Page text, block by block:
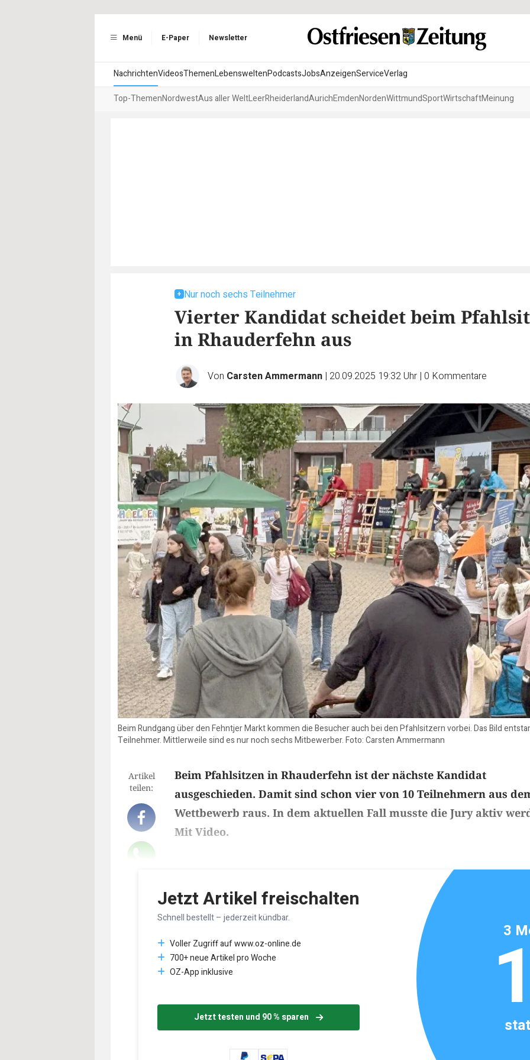
Menü E-Paper Newsletter
NachrichtenVideosThemenLebensweltenPodcastsJobsAnzeigenServiceVerlag
Top-ThemenNordwestAus aller WeltLeerRheiderlandAurichEmdenNordenWittmundSportWirtschaftMeinung
Nur noch sechs Teilnehmer
Vierter Kandidat scheidet beim
in Rhauderfehn aus
Von Carsten Ammermann | 20.09.2025 19:32 Uhr | 0 Kommentare
Beim Rundgang über den Fehntjer Markt kommen die Besucher auch bei den Pfahlsitzern vorbei. Das Bild
Teilnehmer. Mittlerweile sind es nur noch sechs Mitbewerber. Foto: Carsten Ammermann
Artikel
teilen:
Beim Pfahlsitzen in Rhauderfehn ist der nächste Kandidat
ausgeschieden. Damit sind schon vier von 10 Teilnehmern aus
Wettbewerb raus. In dem aktuellen Fall musste die Jury aktiv
Mit Video.
Jetzt Artikel freischalten
Schnell bestellt – jederzeit kündbar.
Voller Zugriff auf www.oz-online.de
700+ neue Artikel pro Woche
OZ-App inklusive
Jetzt testen und 90 % sparen
3